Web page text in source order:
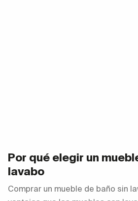
Por qué elegir un
lavabo
Comprar un mueble de baño sin